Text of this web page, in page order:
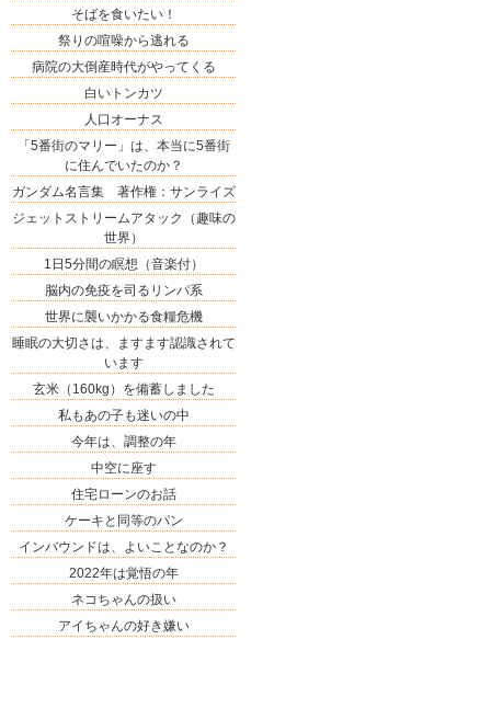
そばを食いたい！
祭りの喧噪から逃れる
病院の大倒産時代がやってくる
白いトンカツ
人口オーナス
「5番街のマリー」は、本当に5番街
に住んでいたのか？
ガンダム名言集 著作権：サンライズ
ジェットストリームアタック（趣味の
世界）
1日5分間の瞑想（音楽付）
脳内の免疫を司るリンパ系
世界に襲いかかる食糧危機
睡眠の大切さは、ますます認識されて
います
玄米（160kg）を備蓄しました
私もあの子も迷いの中
今年は、調整の年
中空に座す
住宅ローンのお話
ケーキと同等のパン
インバウンドは、よいことなのか？
2022年は覚悟の年
ネコちゃんの扱い
アイちゃんの好き嫌い